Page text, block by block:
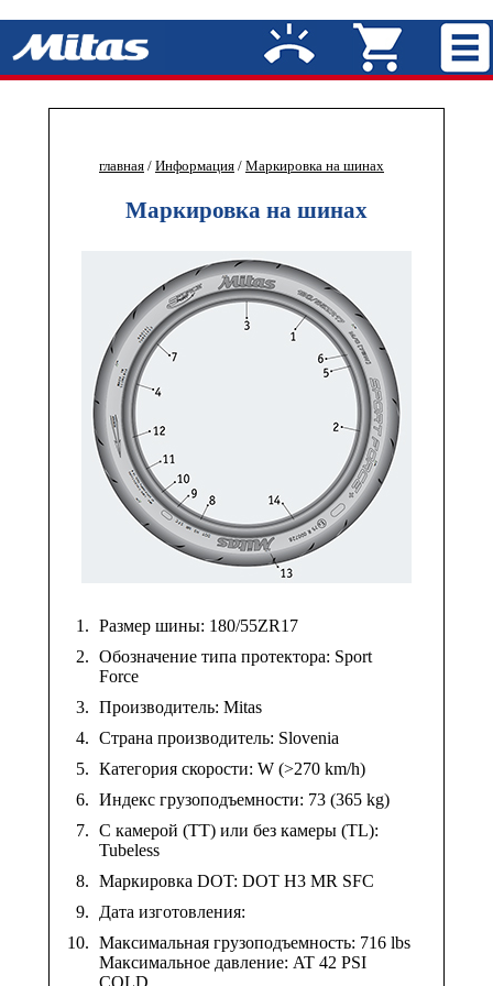
главная / Информация / Маркировка на шинах
Маркировка на шинах
Размер шины: 180/55ZR17
Обозначение типа протектора: Sport
Force
Производитель: Mitas
Страна производитель: Slovenia
Категория скорости: W (>270 km/h)
Индекс грузоподъемности: 73 (365 kg)
С камерой (TT) или без камеры (TL):
Tubeless
Маркировка DOT: DOT H3 MR SFC
Дата изготовления:
Максимальная грузоподъемность: 716 lbs
Максимальное давление: AT 42 PSI
COLD